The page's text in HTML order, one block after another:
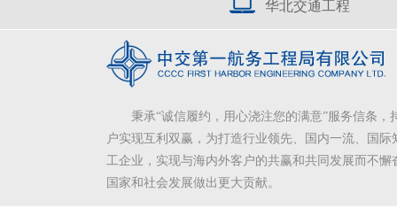
华北交通工程
秉承“诚信履约，用心浇注您的满意”服务信条，
户实现互利双赢，为打造行业领先、国内一流、国际
工企业，实现与海内外客户的共赢和共同发展而不懈
国家和社会发展做出更大贡献。